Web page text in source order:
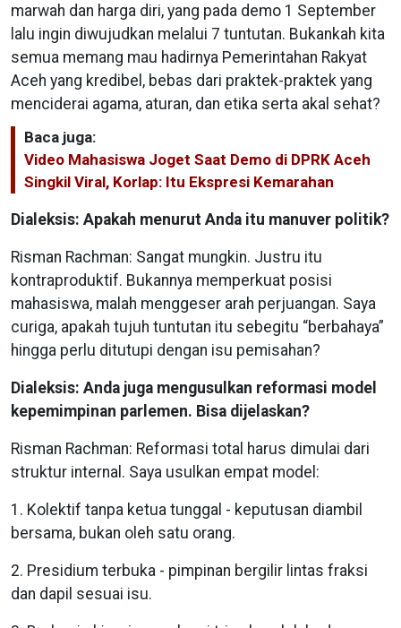
marwah dan harga diri, yang pada demo 1 September
lalu ingin diwujudkan melalui 7 tuntutan. Bukankah kita
semua memang mau hadirnya Pemerintahan Rakyat
Aceh yang kredibel, bebas dari praktek-praktek yang
menciderai agama, aturan, dan etika serta akal sehat?
Baca juga:
Video Mahasiswa Joget Saat Demo di DPRK Aceh
Singkil Viral, Korlap: Itu Ekspresi Kemarahan
Dialeksis: Apakah menurut Anda itu manuver politik?
Risman Rachman: Sangat mungkin. Justru itu
kontraproduktif. Bukannya memperkuat posisi
mahasiswa, malah menggeser arah perjuangan. Saya
curiga, apakah tujuh tuntutan itu sebegitu “berbahaya”
hingga perlu ditutupi dengan isu pemisahan?
Dialeksis: Anda juga mengusulkan reformasi model
kepemimpinan parlemen. Bisa dijelaskan?
Risman Rachman: Reformasi total harus dimulai dari
struktur internal. Saya usulkan empat model:
1. Kolektif tanpa ketua tunggal - keputusan diambil
bersama, bukan oleh satu orang.
2. Presidium terbuka - pimpinan bergilir lintas fraksi
dan dapil sesuai isu.